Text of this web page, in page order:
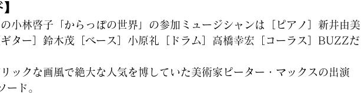
小林啓子「からっぽの世界」の参加ミュージシャンは［ピアノ］新井由美
ギター］鈴木茂［ベース］小原礼［ドラム］高橋幸宏［コーラス］BUZZだ
ックな画風で絶大な人気を博していた美術家ピーター・マックスの出演
ード。